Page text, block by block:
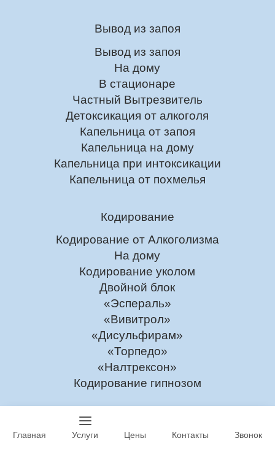
Вывод из запоя
Вывод из запоя
На дому
В стационаре
Частный Вытрезвитель
Детоксикация от алкоголя
Капельница от запоя
Капельница на дому
Капельница при интоксикации
Капельница от похмелья
Кодирование
Кодирование от Алкоголизма
На дому
Кодирование уколом
Двойной блок
«Эспераль»
«Вивитрол»
«Дисульфирам»
«Торпедо»
«Налтрексон»
Кодирование гипнозом
Услуги нарколога
Наркологическая помощь
Главная Услуги Цены Контакты Звонок